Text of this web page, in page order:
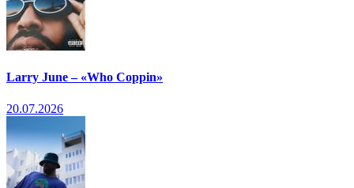
Larry June – «Who Coppin»
20.07.2026